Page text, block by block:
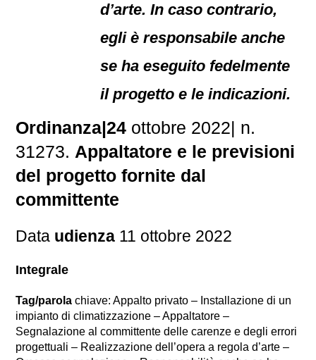
d’arte. In caso contrario,
egli è responsabile anche
se ha eseguito fedelmente
il progetto e le indicazioni.
Ordinanza|24 ottobre 2022| n.
31273. Appaltatore e le previsioni
del progetto fornite dal
committente
Data udienza 11 ottobre 2022
Integrale
Tag/parola chiave: Appalto privato – Installazione di un
impianto di climatizzazione – Appaltatore –
Segnalazione al committente delle carenze e degli errori
progettuali – Realizzazione dell’opera a regola d’arte –